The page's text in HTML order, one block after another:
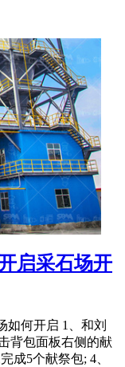
启采石场开
如何开启 1、和刘
背包面板右侧的献
成5个献祭包; 4、